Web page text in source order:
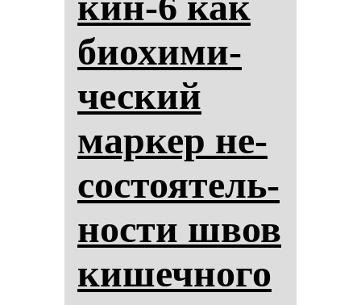
би­охи­ми­
чес­кий
мар­кер не­
сос­то­ятель­
нос­ти швов
ки­шеч­но­го